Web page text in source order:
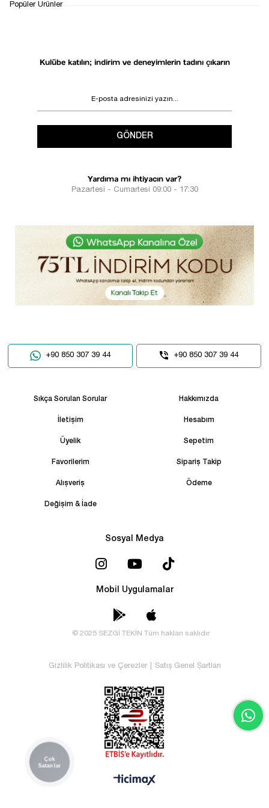
İADE&DEĞİŞİM
Kulübe katılın; indirim ve deneyimlerin tadını çıkarın
GÖNDER
Yardıma mı ihtiyacın var?
Pazartesi - Cumartesi 09:00 - 17:30
+90 850 307 39 44 +90 850 307 39 44
Sıkça Sorulan Sorular Hakkımızda
İletişim Hesabım
Üyelik Sepetim
Favorilerim Sipariş Takip
Alışveriş Ödeme
Değişim & İade
Sosyal Medya
Mobil Uygulamalar
© 2025 SEZGİ TEKİN Tüm hakları saklıdır
Gizlilik Politikası ve Çerezler Satış Genel Şartları
Çok
Satanlar
Popüler Ürünler